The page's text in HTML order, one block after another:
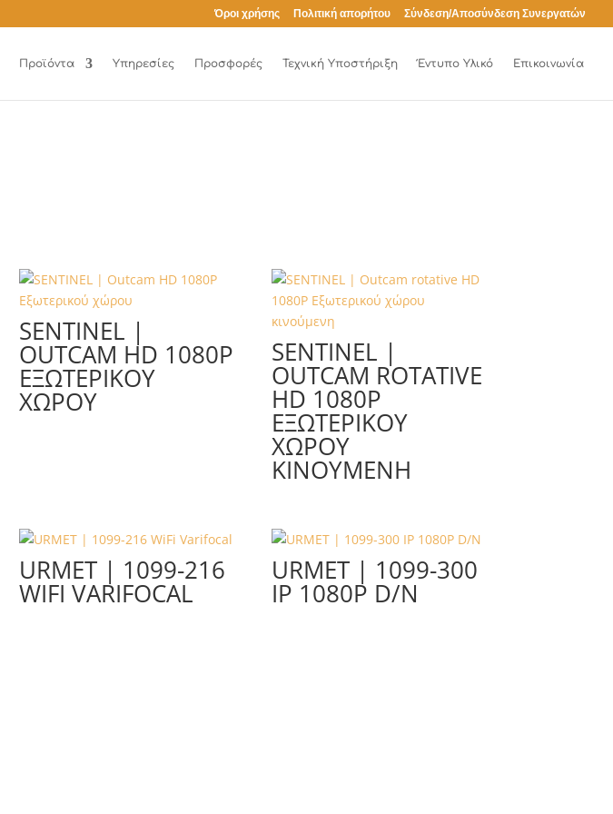
Όροι χρήσης Πολιτική απορήτου Σύνδεση/Αποσύνδεση Συνεργατών
Προϊόντα Υπηρεσίες Προσφορές Τεχνική Υποστήριξη Έντυπο Υλικό Επικοινωνία
SENTINEL |
OUTCAM HD 1080P
ΕΞΩΤΕΡΙΚΟΎ
ΧΏΡΟΥ
SENTINEL |
OUTCAM ROTATIVE
HD 1080P
ΕΞΩΤΕΡΙΚΟΎ
ΧΏΡΟΥ
ΚΙΝΟΎΜΕΝΗ
URMET | 1099-216
WIFI VARIFOCAL
URMET | 1099-300
IP 1080P D/N